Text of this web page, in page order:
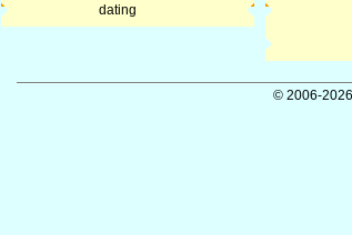
dating
© 2006-2026